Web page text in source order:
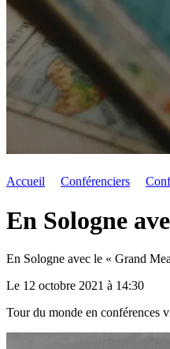
Accueil Conférenciers
En Sologne
En Sologne avec le « Grand
Le 12 octobre 2021 à 14:30
Tour du monde en conférences